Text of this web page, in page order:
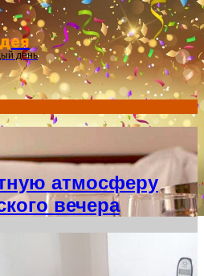
Menu
день
атмосферу
вечера